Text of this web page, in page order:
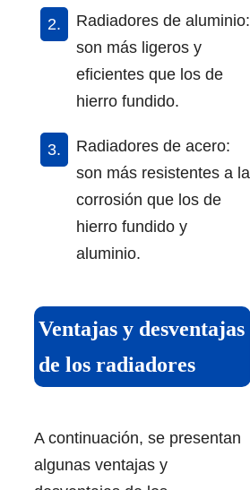
Radiadores de aluminio:
son más ligeros y
eficientes que los de
hierro fundido.
Radiadores de acero:
son más resistentes a la
corrosión que los de
hierro fundido y
aluminio.
Ventajas y desventajas
de los radiadores
A continuación, se presentan
algunas ventajas y